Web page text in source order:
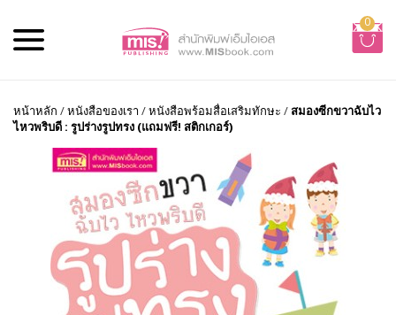
0
หน้าหลัก /หนังสือของเรา /หนังสือพร้อมสื่อเสริมทักษะ /สมองซีกขวาฉับไว
ไหวพริบดี : รูปร่างรูปทรง (แถมฟรี! สติกเกอร์)